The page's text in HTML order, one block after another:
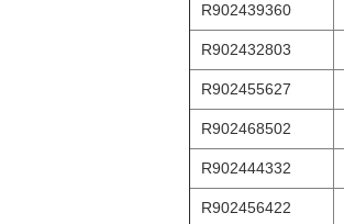
R902439360
R902432803
R902455627
R902468502
R902444332
R902456422